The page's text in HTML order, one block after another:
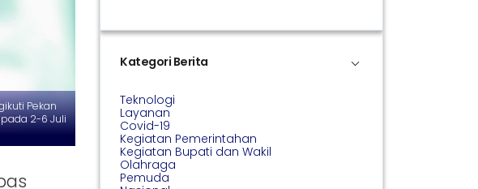
Pekan
2-6 Juli
Kategori Berita
Teknologi
Layanan
Covid-19
Kegiatan Pemerintahan
Kegiatan Bupati dan Wakil
Olahraga
Pemuda